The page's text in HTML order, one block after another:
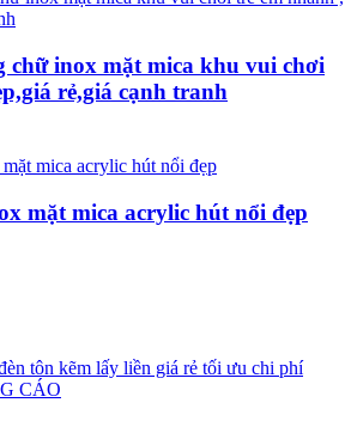
chữ inox mặt mica khu vui chơi
rẻ,giá cạnh tranh
mặt mica acrylic hút nổi đẹp
CÁO